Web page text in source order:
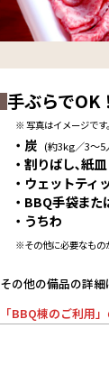
手ぶらでOK
※ 写真はイメージです。
・炭 (約3kg／3〜5
・割りばし､紙皿
・ウェットティ
・BBQ手袋ま
・うちわ
※その他に必要なもの
その他の備品の詳細
「BBQ棟のご利用